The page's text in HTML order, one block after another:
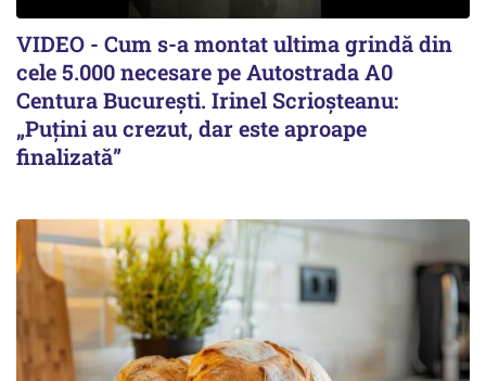
VIDEO - Cum s-a montat ultima grindă din
cele 5.000 necesare pe Autostrada A0
Centura București. Irinel Scrioșteanu:
„Puțini au crezut, dar este aproape
finalizată”